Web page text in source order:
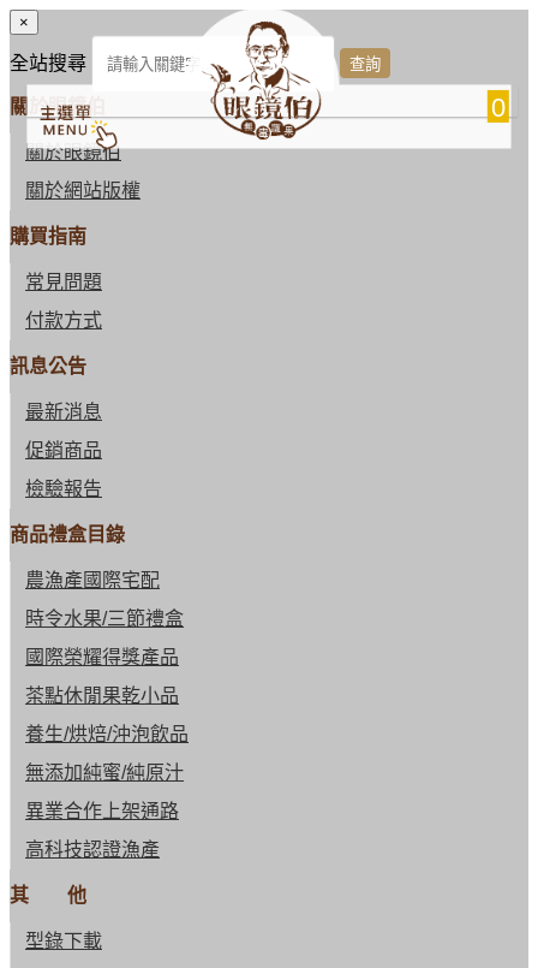
0
×
全站搜尋
關於眼鏡伯
關於眼鏡伯
關於網站版權
購買指南
常見問題
付款方式
訊息公告
最新消息
促銷商品
檢驗報告
商品禮盒目錄
農漁產國際宅配
時令水果/三節禮盒
國際榮耀得獎產品
茶點休閒果乾小品
養生/烘焙/沖泡飲品
無添加純蜜/純原汁
異業合作上架通路
高科技認證漁產
其 他
型錄下載